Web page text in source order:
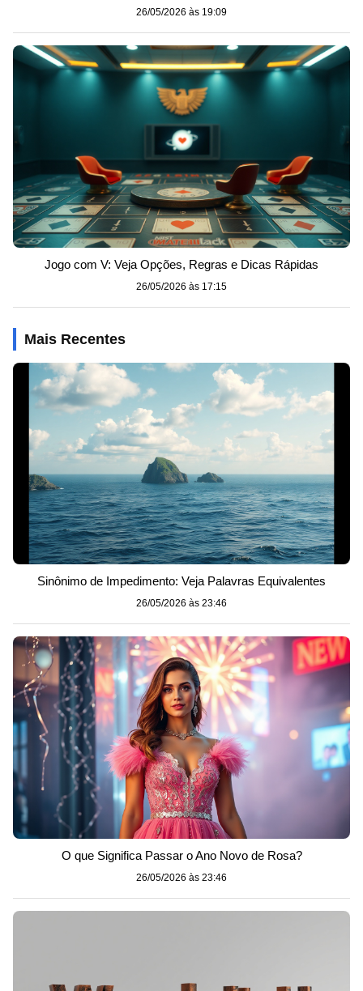
26/05/2026 às 19:09
Jogo com V: Veja Opções, Regras e Dicas Rápidas
26/05/2026 às 17:15
Mais Recentes
Sinônimo de Impedimento: Veja Palavras Equivalentes
26/05/2026 às 23:46
O que Significa Passar o Ano Novo de Rosa?
26/05/2026 às 23:46